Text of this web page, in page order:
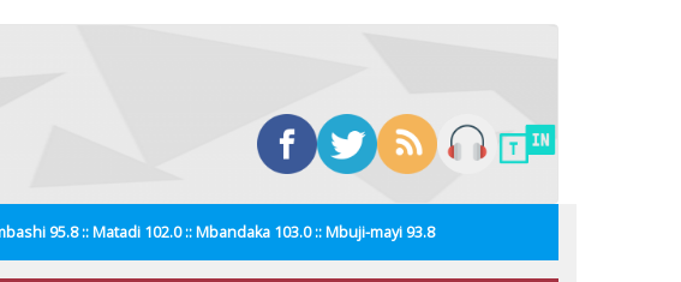
95.8 :: Matadi 102.0 :: Mbandaka 103.0 :: Mbuji-mayi 93.8